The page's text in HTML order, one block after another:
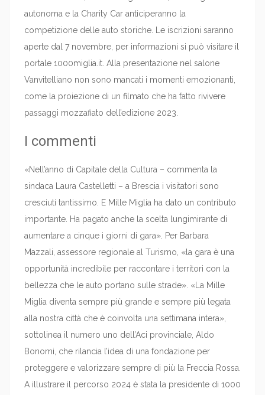
autonoma e la Charity Car anticiperanno la
competizione delle auto storiche. Le iscrizioni saranno
aperte dal 7 novembre, per informazioni si può visitare il
portale 1000miglia.it. Alla presentazione nel salone
Vanvitelliano non sono mancati i momenti emozionanti,
come la proiezione di un filmato che ha fatto rivivere
passaggi mozzafiato dell’edizione 2023.
I commenti
«Nell’anno di Capitale della Cultura – commenta la
sindaca Laura Castelletti – a Brescia i visitatori sono
cresciuti tantissimo. E Mille Miglia ha dato un contributo
importante. Ha pagato anche la scelta lungimirante di
aumentare a cinque i giorni di gara». Per Barbara
Mazzali, assessore regionale al Turismo, «la gara è una
opportunità incredibile per raccontare i territori con la
bellezza che le auto portano sulle strade». «La Mille
Miglia diventa sempre più grande e sempre più legata
alla nostra città che è coinvolta una settimana intera»,
sottolinea il numero uno dell’Aci provinciale, Aldo
Bonomi, che rilancia l’idea di una fondazione per
proteggere e valorizzare sempre di più la Freccia Rossa.
A illustrare il percorso 2024 è stata la presidente di 1000